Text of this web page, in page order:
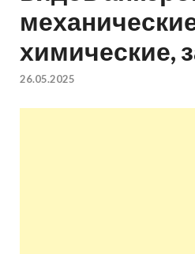
квартир
ремонт
химические,
26.05.2025